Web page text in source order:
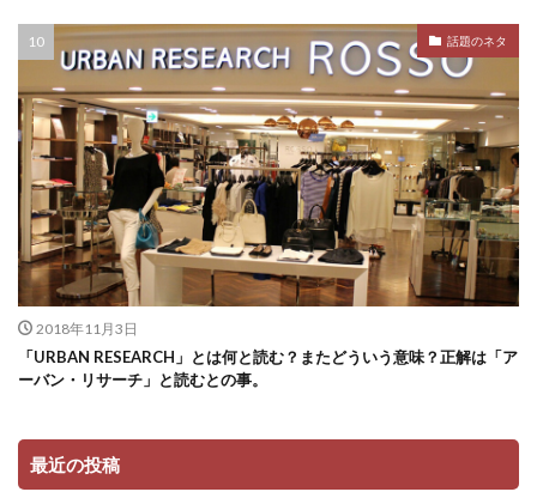
話題のネタ
2018年11月3日
「URBAN RESEARCH」とは何と読む？またどういう意味？正解は「ア
ーバン・リサーチ」と読むとの事。
最近の投稿